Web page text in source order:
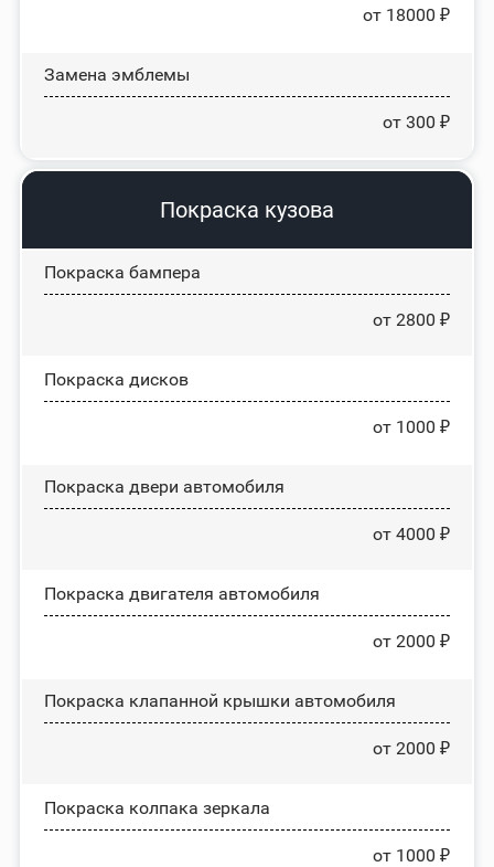
от 18000 ₽
Замена эмблемы
от 300 ₽
Покраска кузова
Покраска бампера
от 2800 ₽
Покраска дисков
от 1000 ₽
Покраска двери автомобиля
от 4000 ₽
Покраска двигателя автомобиля
от 2000 ₽
Покраска клапанной крышки автомобиля
от 2000 ₽
Покраска колпака зеркала
от 1000 ₽